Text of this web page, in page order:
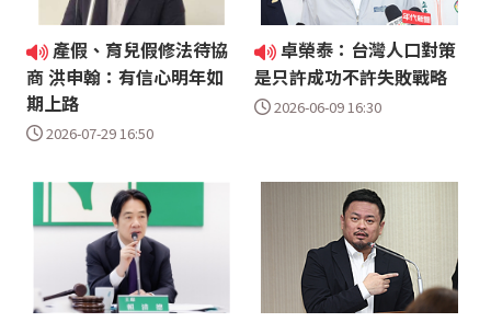
產假、育兒假修法待協
商 洪申翰：有信心明年如
期上路
2026-07-29 16:50
卓榮泰：台灣人口對策
是只許成功不許失敗戰略
2026-06-09 16:30